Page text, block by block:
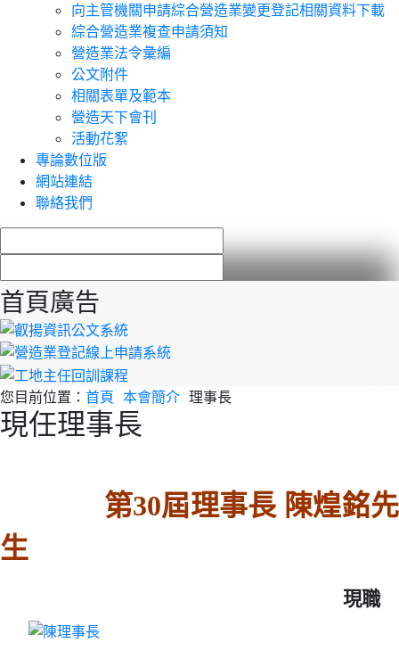
向主管機關申請綜合營造業變更登記相關資料下載
綜合營造業複查申請須知
營造業法令彙編
公文附件
相關表單及範本
營造天下會刊
活動花絮
專論數位版
網站連結
聯絡我們
首頁廣告
您目前位置： 首頁 本會簡介 理事長
現任理事長
第30屆理事長 陳煌銘先
生
現職